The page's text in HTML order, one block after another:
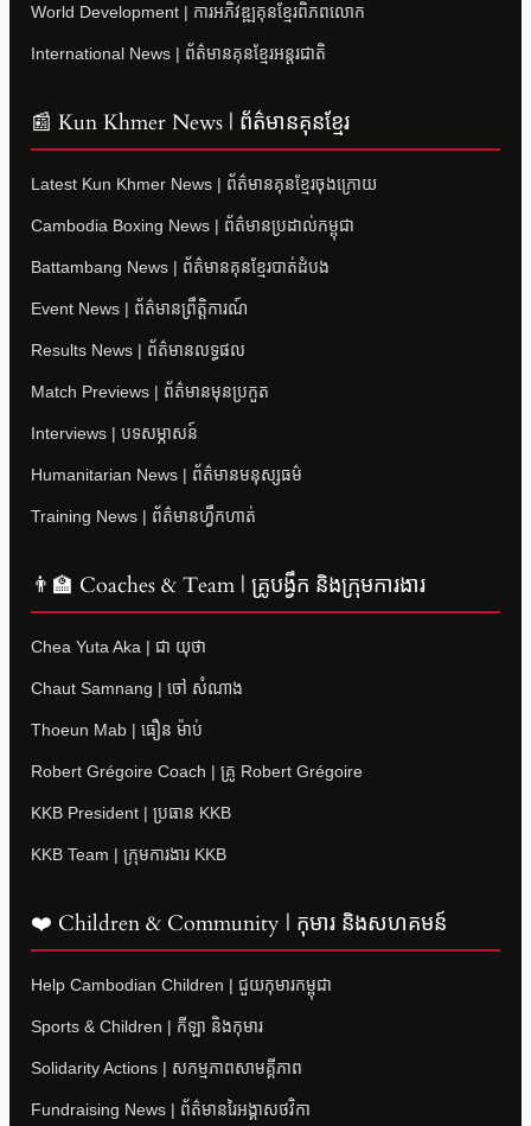
World Development | ការអភិវឌ្ឍគុនខ្មែរពិភពលោក
International News | ព័ត៌មានគុនខ្មែរអន្តរជាតិ
📰 Kun Khmer News | ព័ត៌មានគុនខ្មែរ
Latest Kun Khmer News | ព័ត៌មានគុនខ្មែរចុងក្រោយ
Cambodia Boxing News | ព័ត៌មានប្រដាល់កម្ពុជា
Battambang News | ព័ត៌មានគុនខ្មែរបាត់ដំបង
Event News | ព័ត៌មានព្រឹត្តិការណ៍
Results News | ព័ត៌មានលទ្ធផល
Match Previews | ព័ត៌មានមុនប្រកួត
Interviews | បទសម្ភាសន៍
Humanitarian News | ព័ត៌មានមនុស្សធម៌
Training News | ព័ត៌មានហ្វឹកហាត់
👨‍🏫 Coaches & Team | គ្រូបង្វឹក និងក្រុមការងារ
Chea Yuta Aka | ជា យុថា
Chaut Samnang | ចៅ សំណាង
Thoeun Mab | ធឿន ម៉ាប់
Robert Grégoire Coach | គ្រូ Robert Grégoire
KKB President | ប្រធាន KKB
KKB Team | ក្រុមការងារ KKB
❤️ Children & Community | កុមារ និងសហគមន៍
Help Cambodian Children | ជួយកុមារកម្ពុជា
Sports & Children | កីឡា និងកុមារ
Solidarity Actions | សកម្មភាពសាមគ្គីភាព
Fundraising News | ព័ត៌មានរៃអង្គាសថវិកា